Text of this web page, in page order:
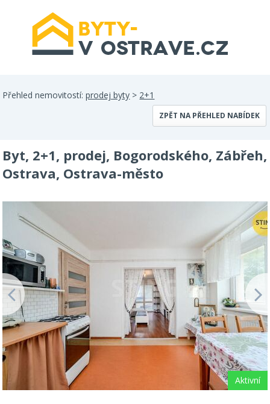
Přehled nemovitostí:prodej byty > 2+1
ZPĚT NA PŘEHLED NABÍDEK
Byt, 2+1, prodej, Bogorodského, Zábřeh,
Ostrava, Ostrava-město
Aktivní